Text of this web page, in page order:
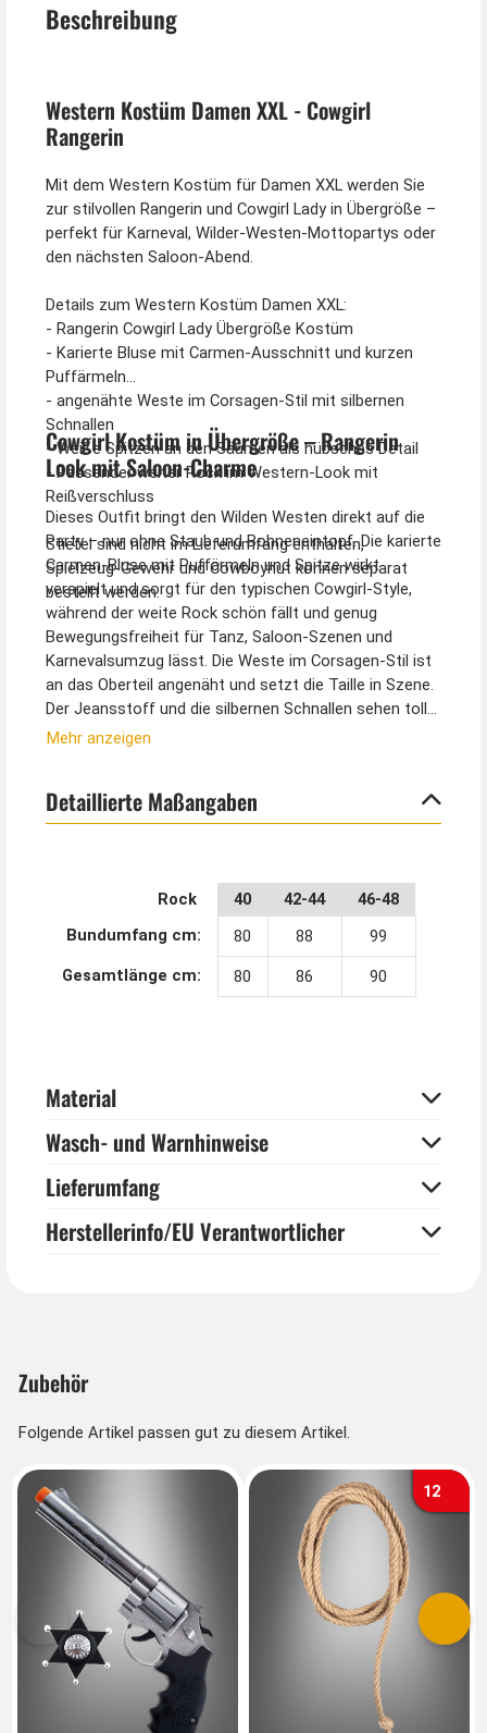
Beschreibung
Western Kostüm Damen XXL - Cowgirl
Rangerin
Mit dem Western Kostüm für Damen XXL werden Sie
zur stilvollen Rangerin und Cowgirl Lady in Übergröße –
perfekt für Karneval, Wilder-Westen-Mottopartys oder
den nächsten Saloon-Abend.
Details zum Western Kostüm Damen XXL:
- Rangerin Cowgirl Lady Übergröße Kostüm
- Karierte Bluse mit Carmen-Ausschnitt und kurzen
Puffärmeln
- angenähte Weste im Corsagen-Stil mit silbernen
Schnallen
- Weiße Spitzen an den Säumen als hübsches Detail
- Passender weiter Rock im Western-Look mit
Reißverschluss
Stiefel sind nicht im Lieferumfang enthalten,
Spielzeug-Gewehr und Cowboyhut können separat
bestellt werden.
Cowgirl Kostüm in Übergröße – Rangerin
Look mit Saloon-Charme
Dieses Outfit bringt den Wilden Westen direkt auf die
Party – nur ohne Staub und Bohneneintopf. Die karierte
Carmen-Bluse mit Puffärmeln und Spitze wirkt
verspielt und sorgt für den typischen Cowgirl-Style,
während der weite Rock schön fällt und genug
Bewegungsfreiheit für Tanz, Saloon-Szenen und
Karnevalsumzug lässt. Die Weste im Corsagen-Stil ist
an das Oberteil angenäht und setzt die Taille in Szene.
Der Jeansstoff und die silbernen Schnallen sehen toll
aus. Auch beim Rock oben ist fester Jeansstoff
Mit unseren passenden Accessoires (separat
hervorragend zum Wild West Look.
Mehr anzeigen
Detaillierte Maßangaben
Rock 40 42-44
46-48
Bundumfang cm:
80 88
99
Gesamtlänge cm:
80 86 90
Material
Wasch- und Warnhinweise
Lieferumfang
Herstellerinfo/EU Verantwortlicher
Zubehör
Folgende Artikel passen gut zu diesem Artikel.
12
Vorherige